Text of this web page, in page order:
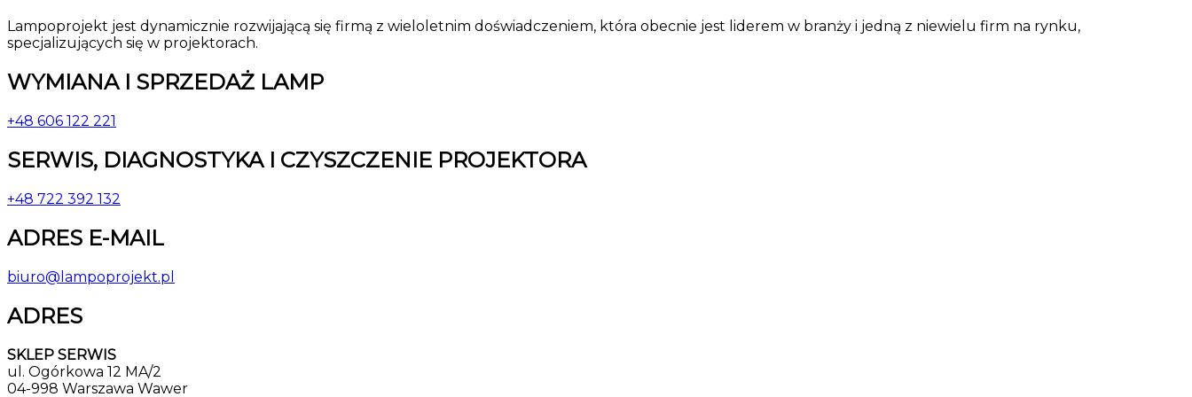
Lampoprojekt jest dynamicznie rozwijającą się firmą z wieloletnim doświadczeniem, która obecnie jest liderem w branży i jedną z niewielu firm na rynku,
specjalizujących się w projektorach.
WYMIANA I SPRZEDAŻ LAMP
+48 606 122 221
SERWIS, DIAGNOSTYKA I CZYSZCZENIE PROJEKTORA
+48 722 392 132
ADRES E-MAIL
biuro@lampoprojekt.pl
ADRES
SKLEP SERWIS
ul. Ogórkowa 12 MA/2
04-998 Warszawa Wawer